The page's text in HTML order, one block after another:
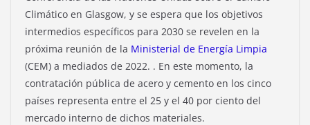
Climático en Glasgow, y se espera que los objetivos
intermedios específicos para 2030 se revelen en la
próxima reunión de la Ministerial de Energía Limpia
(CEM) a mediados de 2022. . En este momento, la
contratación pública de acero y cemento en los cinco
países representa entre el 25 y el 40 por ciento del
mercado interno de dichos materiales.